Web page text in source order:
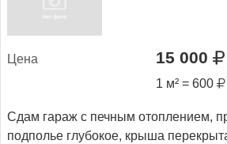
Це­на 15 000
1 м² = 600
Сдам гараж с печным отоплением,
подполье глубокое, крыша